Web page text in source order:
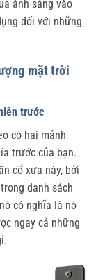
ánh sáng vào
đối với những
mặt trời
trước
có hai mảnh
trước của bạn.
cổ xưa này, bởi
danh sách
có nghĩa là nó
ngay cả những